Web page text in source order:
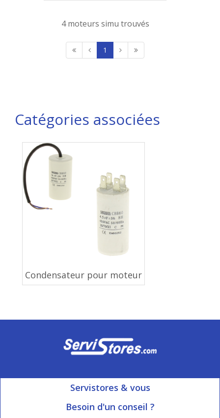
4 moteurs simu trouvés
1
Catégories associées
Condensateur pour moteur
Servistores & vous
Mon compte
Besoin d'un conseil ?